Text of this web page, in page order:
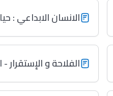
الانسان الابداعي :
الفلاحة و